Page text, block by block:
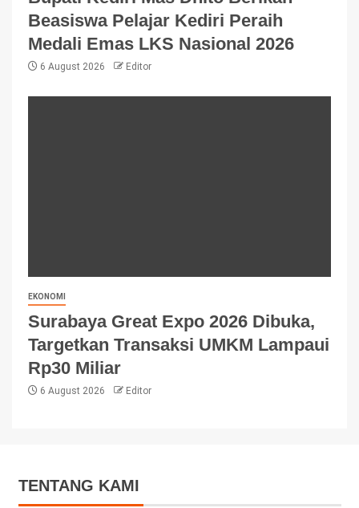
Beasiswa Pelajar Kediri Peraih
Medali Emas LKS Nasional 2026
6 August 2026 Editor
EKONOMI
Surabaya Great Expo 2026 Dibuka,
Targetkan Transaksi UMKM Lampaui
Rp30 Miliar
6 August 2026 Editor
TENTANG KAMI